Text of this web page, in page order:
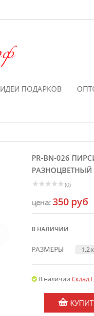
ИДЕИ ПОДАРКОВ
PR-BN-026
(0)
цена: 350 руб
В НАЛИЧИИ
РАЗМЕРЫ 1,2
В наличии Склад